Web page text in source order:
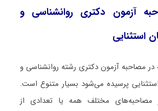
آزمون دکتری روانشناسی و
استثنایی
مصاحبه آزمون دکتری رشته روانشناسی و
پرسیده می‌شود بسیار متنوع است.
مختلف همه یا تعدادی از